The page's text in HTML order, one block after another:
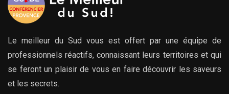
Le meilleur du Sud vous est offert par une équipe de
professionnels réactifs, connaissant leurs territoires et qui
se feront un plaisir de vous en faire découvrir les saveurs
et les secrets.